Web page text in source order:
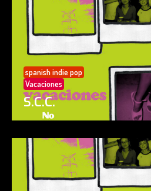
spanish indie pop
Vacaciones
S.C.C.